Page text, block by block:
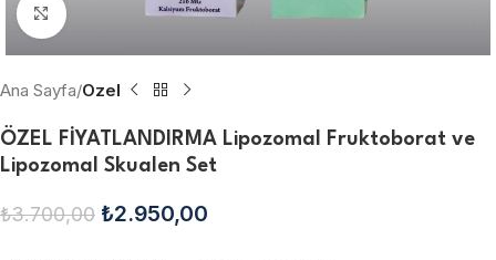
Click to enlarge
Ana Sayfa Ozel
ÖZEL FİYATLANDIRMA Lipozomal Fruktoborat ve
Lipozomal Skualen Set
₺3.700,00 ₺2.950,00